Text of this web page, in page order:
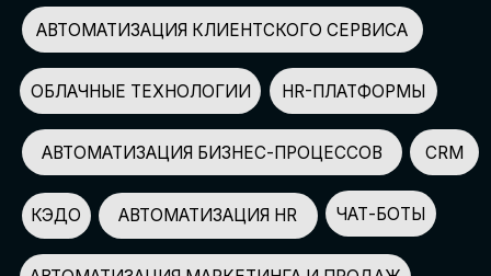
СПИКЕРОВ
150+
ПАРТНЕРОВ
100+
УЧАСТНИКОВ
2500+